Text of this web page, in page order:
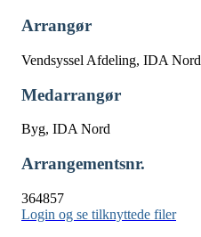
Arrangør
Vendsyssel Afdeling, IDA Nord
Medarrangør
Byg, IDA Nord
Arrangementsnr.
364857
Login og se tilknyttede filer